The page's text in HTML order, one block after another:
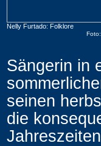
Nelly Furtado: Folklore
Sängerin in
seinen
die